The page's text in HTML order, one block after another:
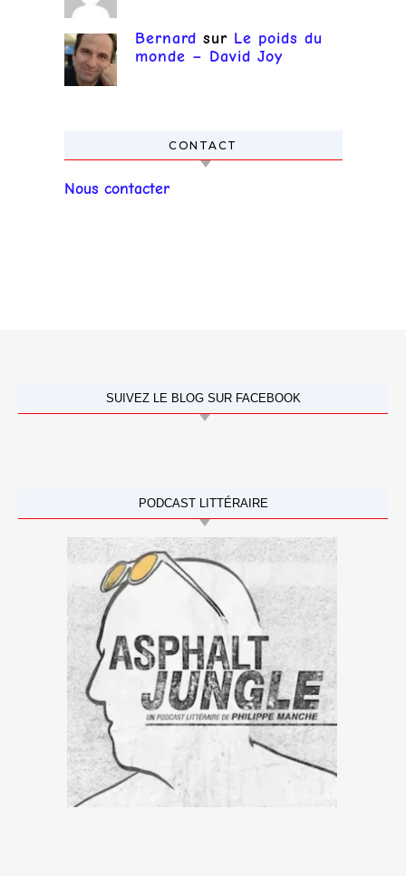
Bernard sur Le poids du
monde – David Joy
CONTACT
Nous contacter
SUIVEZ LE BLOG SUR FACEBOOK
PODCAST LITTÉRAIRE